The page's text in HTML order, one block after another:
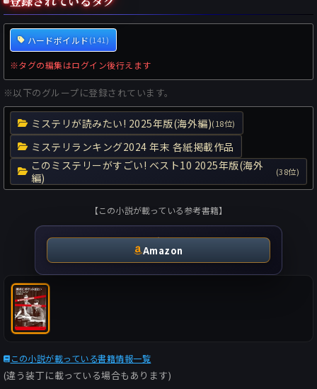
ハードボイルド(141)
※タグの編集はログイン後行えます
※以下のグループに登録されています。
ミステリが読みたい! 2025年版(海外編)(18位)
ミステリランキング2024 年末 各紙掲載作品
このミステリーがすごい! ベスト10 2025年版(海外
編)
(38位)
【この小説が載っている参考書籍】
Amazon
この小説が載っている書籍情報一覧
(違う装丁に載っている場合もあります)